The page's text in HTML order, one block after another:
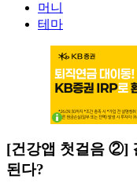
머니
테마
[건강앱 첫걸음 ②]
된다?